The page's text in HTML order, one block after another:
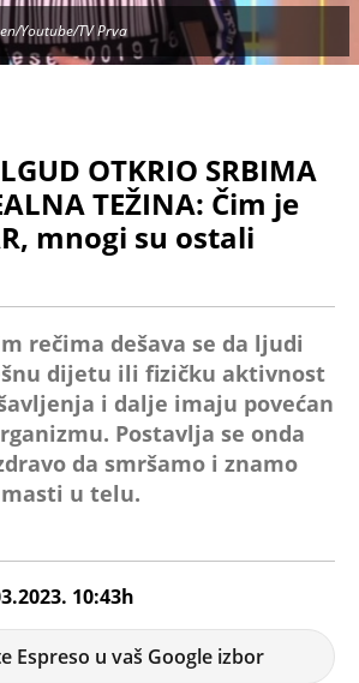
Youtube/TV Prva
OTKRIO SRBIMA
TEŽINA: Čim je
mnogi su ostali
rečima dešava se da ljudi
dijetu ili fizičku aktivnost
i dalje imaju povećan
Postavlja se onda
da smršamo i znamo
u telu.
10:43h
Espreso u vaš Google izbor